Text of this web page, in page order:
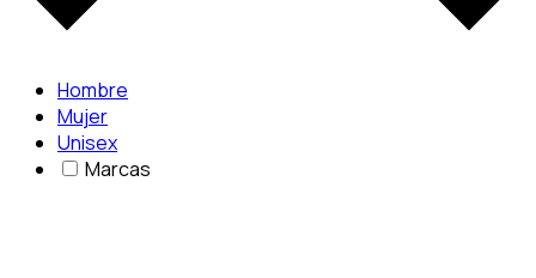
Hombre
Mujer
Unisex
Marcas